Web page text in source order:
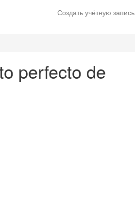
Создать учётную запись
perfecto de